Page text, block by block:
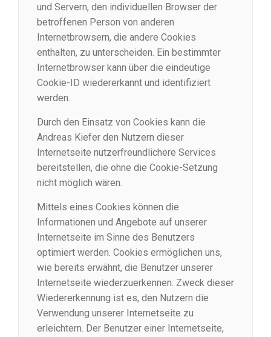
und Servern, den individuellen Browser der
betroffenen Person von anderen
Internetbrowsern, die andere Cookies
enthalten, zu unterscheiden. Ein bestimmter
Internetbrowser kann über die eindeutige
Cookie-ID wiedererkannt und identifiziert
werden.
Durch den Einsatz von Cookies kann die
Andreas Kiefer den Nutzern dieser
Internetseite nutzerfreundlichere Services
bereitstellen, die ohne die Cookie-Setzung
nicht möglich wären.
Mittels eines Cookies können die
Informationen und Angebote auf unserer
Internetseite im Sinne des Benutzers
optimiert werden. Cookies ermöglichen uns,
wie bereits erwähnt, die Benutzer unserer
Internetseite wiederzuerkennen. Zweck dieser
Wiedererkennung ist es, den Nutzern die
Verwendung unserer Internetseite zu
erleichtern. Der Benutzer einer Internetseite,